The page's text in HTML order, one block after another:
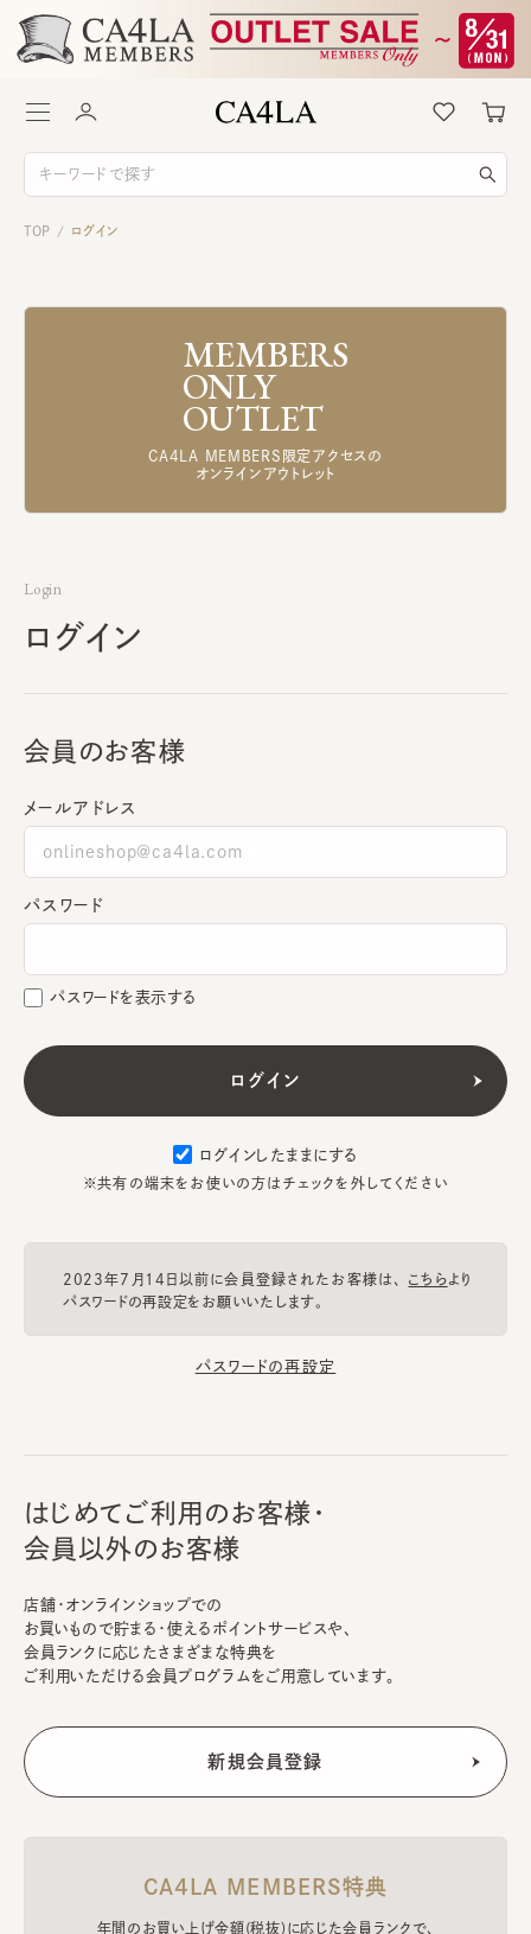
TOP / ログイン
MEMBERS
ONLY
OUTLET
CA4LA MEMBERS限定アクセスの
オンラインアウトレット
Login
ログイン
会員のお客様
メールアドレス
パスワード
パスワードを表示する
ログインしたままにする
※共有の端末をお使いの方はチェックを外してください
2023年7月14日以前に会員登録されたお客様は、 こちらより
パスワードの再設定をお願いいたします。
パスワードの再設定
はじめてご利用のお客様・
会員以外のお客様
店舗・オンラインショップでの
お買いもので貯まる・使えるポイントサービスや、
会員ランクに応じたさまざまな特典を
ご利用いただける会員プログラムをご用意しています。
CA4LA MEMBERS特典
年間のお買い上げ金額(税抜)に応じた会員ランクで、